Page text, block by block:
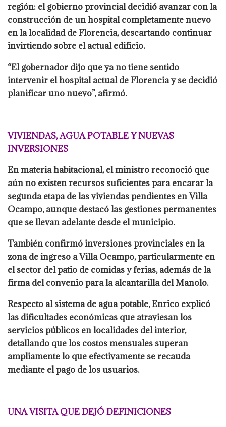
región: el gobierno provincial decidió avanzar con la
construcción de un hospital completamente nuevo
en la localidad de Florencia, descartando continuar
invirtiendo sobre el actual edificio.
“El gobernador dijo que ya no tiene sentido
intervenir el hospital actual de Florencia y se decidió
planificar uno nuevo”, afirmó.
VIVIENDAS, AGUA POTABLE Y NUEVAS
INVERSIONES
En materia habitacional, el ministro reconoció que
aún no existen recursos suficientes para encarar la
segunda etapa de las viviendas pendientes en Villa
Ocampo, aunque destacó las gestiones permanentes
que se llevan adelante desde el municipio.
También confirmó inversiones provinciales en la
zona de ingreso a Villa Ocampo, particularmente en
el sector del patio de comidas y ferias, además de la
firma del convenio para la alcantarilla del Manolo.
Respecto al sistema de agua potable, Enrico explicó
las dificultades económicas que atraviesan los
servicios públicos en localidades del interior,
detallando que los costos mensuales superan
ampliamente lo que efectivamente se recauda
mediante el pago de los usuarios.
UNA VISITA QUE DEJÓ DEFINICIONES